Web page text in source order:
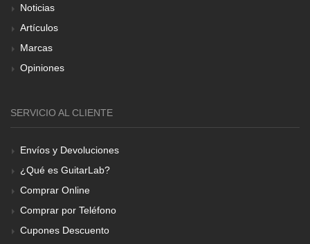
Noticias
Artículos
Marcas
Opiniones
SERVICIO AL CLIENTE
Envíos y Devoluciones
¿Qué es GuitarLab?
Comprar Online
Comprar por Teléfono
Cupones Descuento